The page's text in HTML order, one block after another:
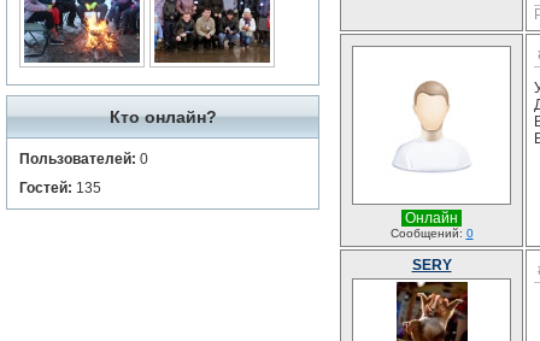
Кто онлайн?
Пользователей: 0
Гостей: 135
Онлайн
Сообщений: 0
SERY